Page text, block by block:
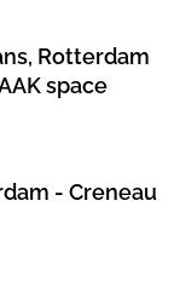
Rotterdam
space
- Creneau